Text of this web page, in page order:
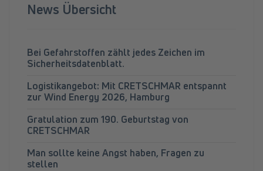
News Übersicht
Bei Gefahrstoffen zählt jedes Zeichen im
Sicherheitsdatenblatt.
Logistikangebot: Mit CRETSCHMAR entspannt
zur Wind Energy 2026, Hamburg
Gratulation zum 190. Geburtstag von
CRETSCHMAR
Man sollte keine Angst haben, Fragen zu
stellen